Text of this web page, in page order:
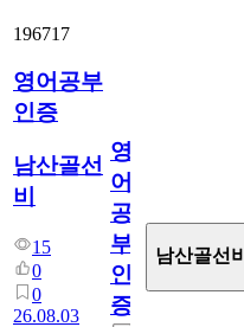
196717
영어공부
인증
남산골선
비
15
0
0
26.08.03
영
어
공
부
인
증
남산골선비